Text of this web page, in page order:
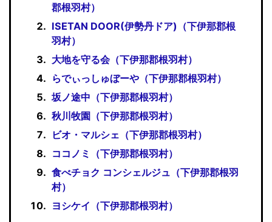
郡根羽村）
ISETAN DOOR(伊勢丹ドア)（下伊那郡根
羽村）
大地を守る会（下伊那郡根羽村）
らでぃっしゅぼーや（下伊那郡根羽村）
坂ノ途中（下伊那郡根羽村）
秋川牧園（下伊那郡根羽村）
ビオ・マルシェ（下伊那郡根羽村）
ココノミ（下伊那郡根羽村）
食べチョク コンシェルジュ（下伊那郡根羽
村）
ヨシケイ（下伊那郡根羽村）